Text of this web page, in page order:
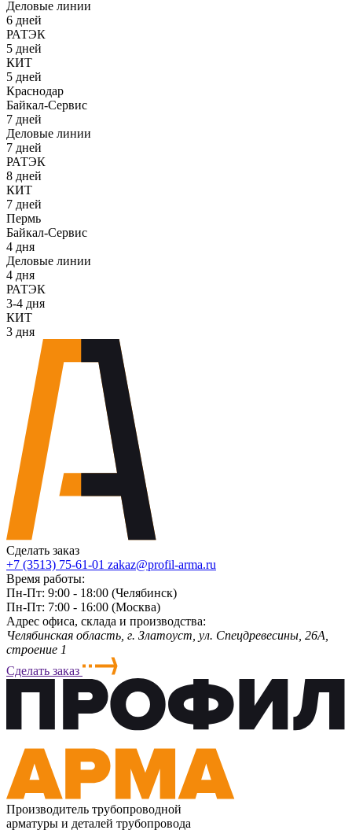
Деловые линии
6 дней
РАТЭК
5 дней
КИТ
5 дней
Краснодар
Байкал-Сервис
7 дней
Деловые линии
7 дней
РАТЭК
8 дней
КИТ
7 дней
Пермь
Байкал-Сервис
4 дня
Деловые линии
4 дня
РАТЭК
3-4 дня
КИТ
3 дня
Сделать заказ
+7 (3513) 75-61-01 zakaz@profil-arma.ru
Время работы:
Пн-Пт: 9:00 - 18:00 (Челябинск)
Пн-Пт: 7:00 - 16:00 (Москва)
Адрес офиса, склада и производства:
Челябинская область, г. Злaтoycт, ул. Спецдревесины, 26А,
строение 1
Сделать заказ
Производитель трубопроводной
арматуры и деталей трубопровода